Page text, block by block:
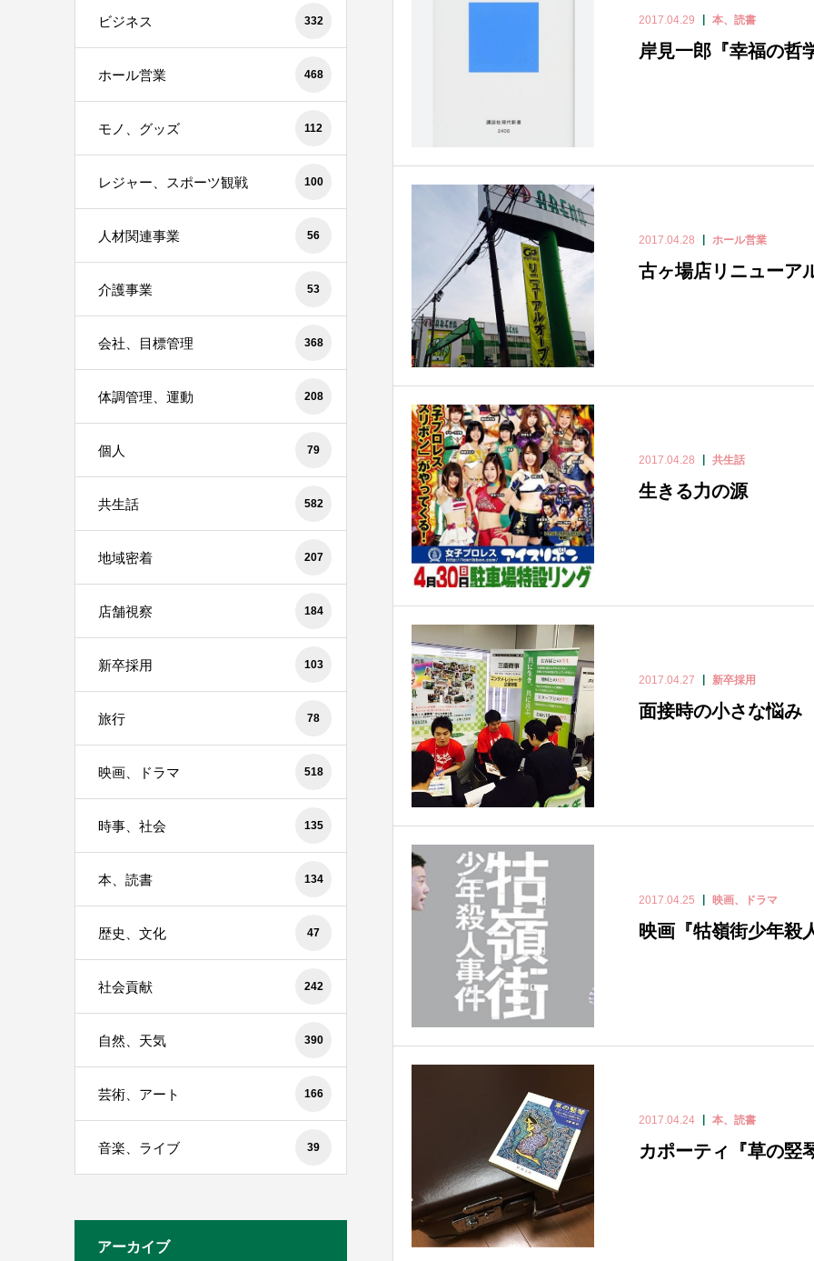
2017.04.29 本、読書
岸見一郎『幸福の哲
2017.04.28 ホール営業
古ヶ場店リニューア
2017.04.28 共生話
生きる力の源
2017.04.27 新卒採用
面接時の小さな悩み
2017.04.25 映画、ドラマ
映画『牯嶺街少年殺
2017.04.24 本、読書
カポーティ『草の竪
ビジネス 332
ホール営業 468
モノ、グッズ 112
レジャー、スポーツ観戦 100
人材関連事業 56
介護事業 53
会社、目標管理 368
体調管理、運動 208
個人 79
共生話 582
地域密着 207
店舗視察 184
新卒採用 103
旅行 78
映画、ドラマ 518
時事、社会 135
本、読書 134
歴史、文化 47
社会貢献 242
自然、天気 390
芸術、アート 166
音楽、ライブ 39
アーカイブ